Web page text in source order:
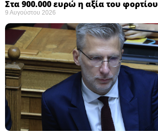
Στα 900.000 ευρώ η αξία του φορτίου ​
9 Αυγούστου 2026